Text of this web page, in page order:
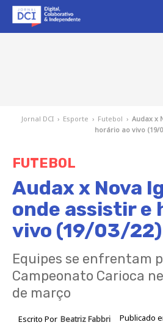
Jornal DCI › Esporte › Futebol › Audax x
horário ao vivo (19/
FUTEBOL
Audax x Nova
onde assistir e
vivo (19/03/22)
Equipes se enfrentam
Campeonato Carioca
de março
Escrito Por Beatriz Fabbri Publicado